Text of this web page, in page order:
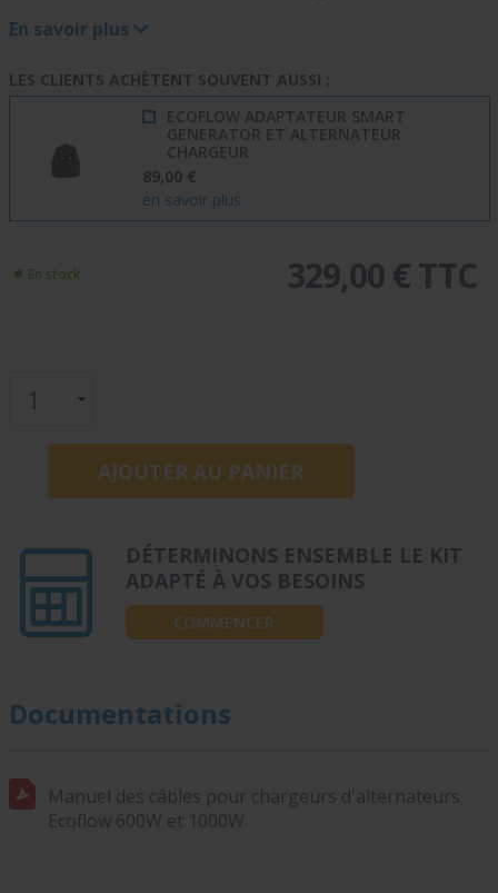
En savoir plus
LES CLIENTS ACHÈTENT SOUVENT AUSSI :
ECOFLOW ADAPTATEUR SMART
GENERATOR ET ALTERNATEUR
CHARGEUR
89,00 €
en savoir plus
En stock 329,00 € TTC
DÉTERMINONS ENSEMBLE LE KIT
ADAPTÉ À VOS BESOINS
COMMENCER
Documentations
Manuel des câbles pour chargeurs d'alternateurs
Ecoflow 600W et 1000W